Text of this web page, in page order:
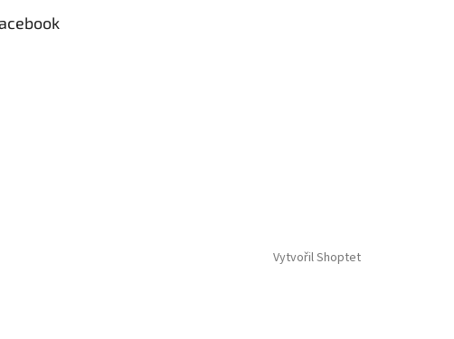
Vytvořil Shoptet